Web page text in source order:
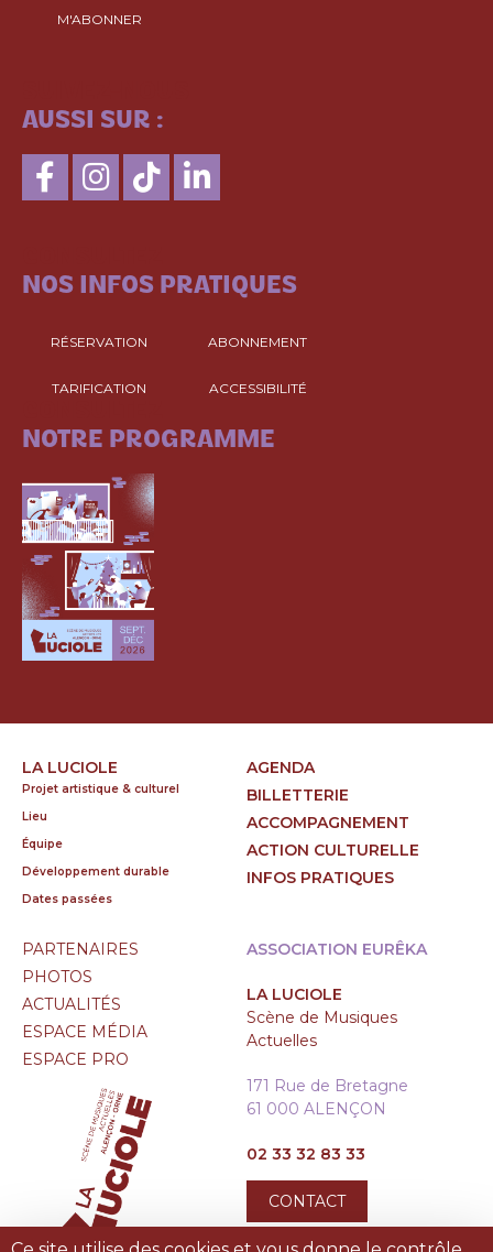
M'ABONNER
AUSSI SUR :
NOS INFOS PRATIQUES
RÉSERVATION ABONNEMENT
TARIFICATION ACCESSIBILITÉ
NOTRE PROGRAMME
LA LUCIOLE
Projet artistique & culturel
Lieu
Équipe
Développement durable
Dates passées
AGENDA
BILLETTERIE
ACCOMPAGNEMENT
ACTION CULTURELLE
INFOS PRATIQUES
PARTENAIRES
PHOTOS
ACTUALITÉS
ESPACE MÉDIA
ESPACE PRO
ASSOCIATION EURÊKA
LA LUCIOLE
Scène de Musiques
Actuelles
171 Rue de Bretagne
61 000 ALENÇON
02 33 32 83 33
CONTACT